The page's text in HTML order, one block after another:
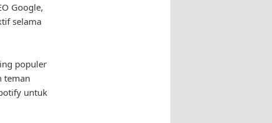
Google,
selama
populer
teman
untuk